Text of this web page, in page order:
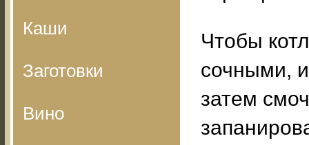
Каши
Заготовки
Вино
Чтобы
сочными,
затем